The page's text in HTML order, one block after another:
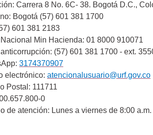
Carrera 8 No. 6C- 38. Bogotá D.C.,
Bogotá (57) 601 381 1700
601 381 2183
Min Hacienda: 01 8000 910071
(57) 601 381 1700 - ext.
3174370907
electrónico: atencionalusuario@urf.gov.co
Postal: 111711
0
de atención: Lunes a viernes de 8:00